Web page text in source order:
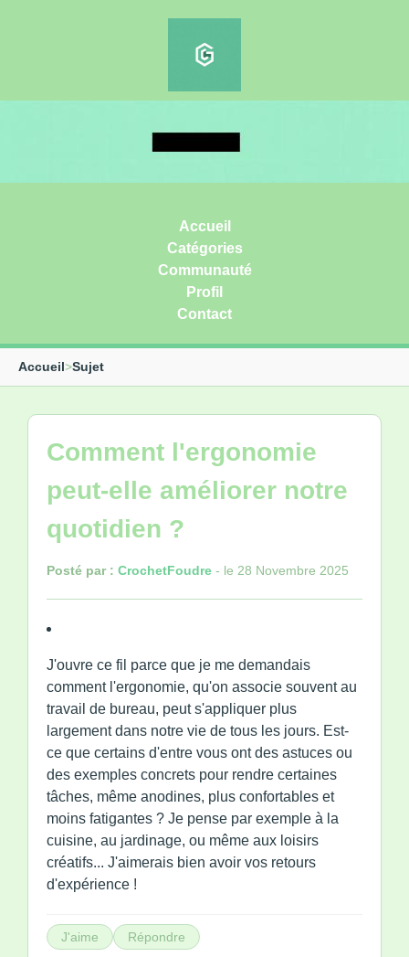
Accueil
Catégories
Communauté
Profil
Contact
Accueil>Sujet
Comment l'ergonomie
peut-elle améliorer notre
quotidien ?
Posté par : CrochetFoudre - le 28 Novembre 2025
J'ouvre ce fil parce que je me demandais
comment l'ergonomie, qu'on associe souvent au
travail de bureau, peut s'appliquer plus
largement dans notre vie de tous les jours. Est-
ce que certains d'entre vous ont des astuces ou
des exemples concrets pour rendre certaines
tâches, même anodines, plus confortables et
moins fatigantes ? Je pense par exemple à la
cuisine, au jardinage, ou même aux loisirs
créatifs... J'aimerais bien avoir vos retours
d'expérience !
J'aime Répondre